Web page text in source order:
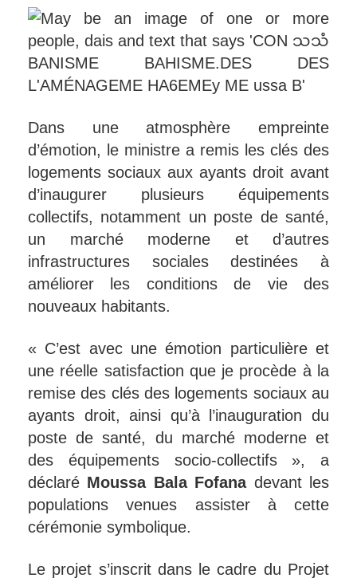
Dans une atmosphère empreinte
d’émotion, le ministre a remis les clés des
logements sociaux aux ayants droit avant
d’inaugurer plusieurs équipements
collectifs, notamment un poste de santé,
un marché moderne et d’autres
infrastructures sociales destinées à
améliorer les conditions de vie des
nouveaux habitants.
« C’est avec une émotion particulière et
une réelle satisfaction que je procède à la
remise des clés des logements sociaux au
ayants droit, ainsi qu’à l’inauguration du
poste de santé, du marché moderne et
des équipements socio-collectifs », a
déclaré Moussa Bala Fofana devant les
populations venues assister à cette
cérémonie symbolique.
Le projet s’inscrit dans le cadre du Projet